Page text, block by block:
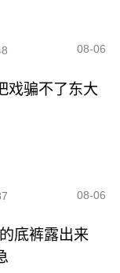
08-06
戏骗不了东大
08-06
底裤露出来